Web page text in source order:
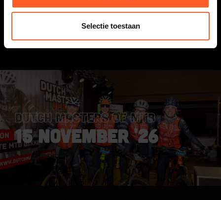
Selectie toestaan
staat.
LEES HET BERICHT
DUTCH MASTERS OF MTB
15 NOVEMBER '26